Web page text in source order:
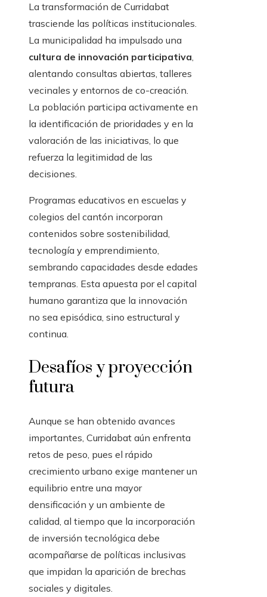
La transformación de Curridabat
trasciende las políticas institucionales.
La municipalidad ha impulsado una
cultura de innovación participativa,
alentando consultas abiertas, talleres
vecinales y entornos de co-creación.
La población participa activamente en
la identificación de prioridades y en la
valoración de las iniciativas, lo que
refuerza la legitimidad de las
decisiones.
Programas educativos en escuelas y
colegios del cantón incorporan
contenidos sobre sostenibilidad,
tecnología y emprendimiento,
sembrando capacidades desde edades
tempranas. Esta apuesta por el capital
humano garantiza que la innovación
no sea episódica, sino estructural y
continua.
Desafíos y proyección
futura
Aunque se han obtenido avances
importantes, Curridabat aún enfrenta
retos de peso, pues el rápido
crecimiento urbano exige mantener un
equilibrio entre una mayor
densificación y un ambiente de
calidad, al tiempo que la incorporación
de inversión tecnológica debe
acompañarse de políticas inclusivas
que impidan la aparición de brechas
sociales y digitales.